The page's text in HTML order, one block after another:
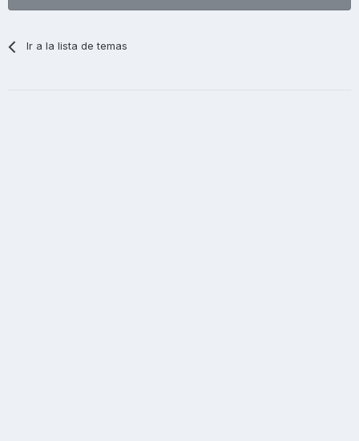
Ir a la lista de temas